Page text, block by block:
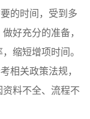
的时间，受到多
好充分的准备，
缩短增项时间。
相关政策法规，
料不全、流程不